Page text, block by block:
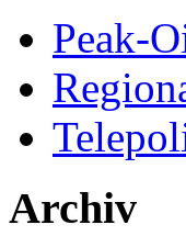
Peak-
Archiv